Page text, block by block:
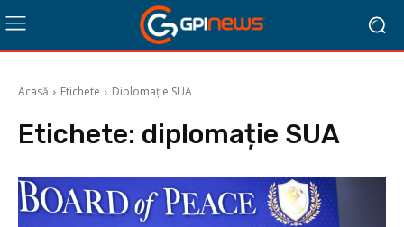
Acasă Etichete Diplomație SUA
Etichete: diplomație SUA